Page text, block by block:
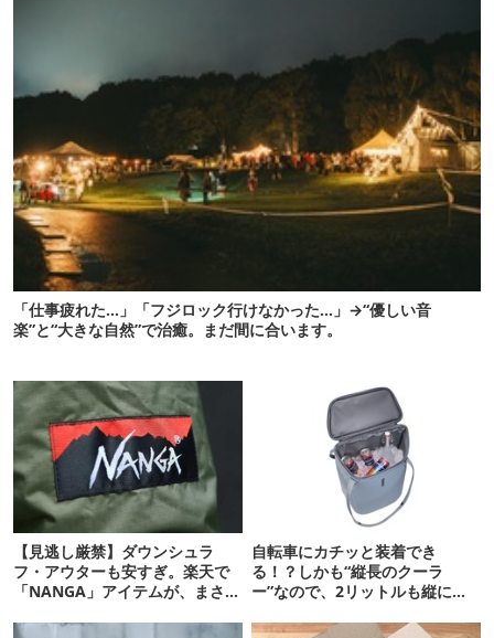
「仕事疲れた…」「フジロック行けなかった…」→“優しい音
楽”と“大きな自然”で治癒。まだ間に合います。
【見逃し厳禁】ダウンシュラ
フ・アウターも安すぎ。楽天で
「NANGA」アイテムが、まさか
自転車にカチッと装着でき
る！？しかも“縦長のクーラ
ー”なので、2リットルも縦に入